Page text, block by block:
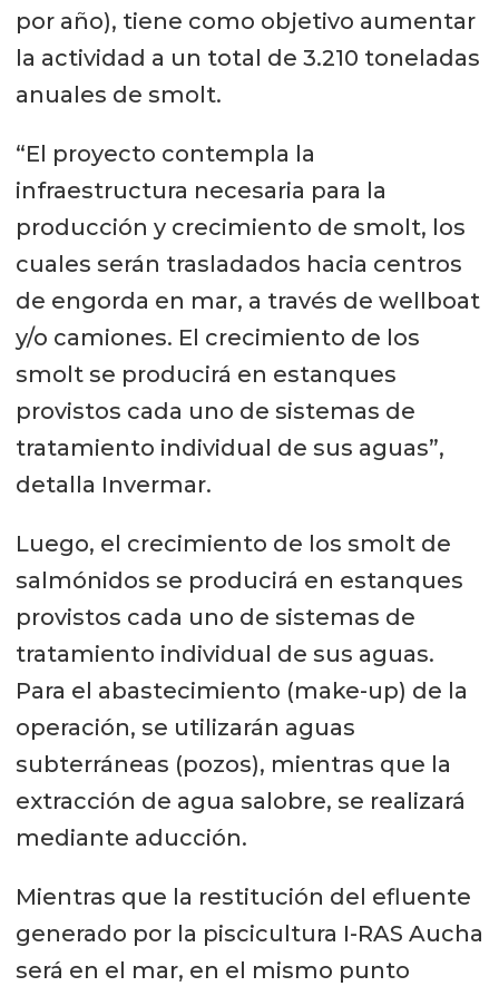
por año), tiene como objetivo aumentar
la actividad a un total de 3.210 toneladas
anuales de smolt.
“El proyecto contempla la
infraestructura necesaria para la
producción y crecimiento de smolt, los
cuales serán trasladados hacia centros
de engorda en mar, a través de wellboat
y/o camiones. El crecimiento de los
smolt se producirá en estanques
provistos cada uno de sistemas de
tratamiento individual de sus aguas”,
detalla Invermar.
Luego, el crecimiento de los smolt de
salmónidos se producirá en estanques
provistos cada uno de sistemas de
tratamiento individual de sus aguas.
Para el abastecimiento (make-up) de la
operación, se utilizarán aguas
subterráneas (pozos), mientras que la
extracción de agua salobre, se realizará
mediante aducción.
Mientras que la restitución del efluente
generado por la piscicultura I-RAS Aucha
será en el mar, en el mismo punto